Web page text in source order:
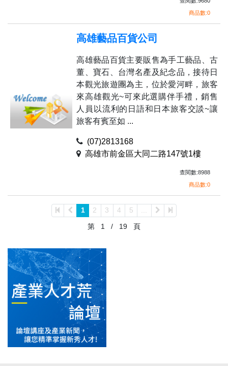
商品數:0
高雄藝品百貨公司
高雄藝品百貨主要販售為手工藝品、古
董、寶石、台灣名產及紀念品，接待日
本觀光旅遊團為主，位於愛河畔，旅客
來高雄觀光~可來此選購伴手禮，銷售
人員以流利的日語和日本旅客交談~讓
旅客有賓至如 ...
(07)2813168
高雄市前金區大同二路147號1樓
查閱數:8988
商品數:0
1 2 3 4 5
...
第
1 / 19 頁